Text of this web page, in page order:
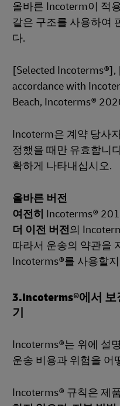
올바른 Incoterm이 적
같은 구조를 사용하여
다.
[Selected
accordance with
Beach, Incoterms®
Incoterm은 계약 당사
정했을 때만 유효합니
확하게 나타내십시오.
올바른 버전
여전히 Incoterms®
더 이전 버전의
따라서 운송의 약관을
Incoterms®를 사용할
3.Incoterms®에서
기
Incoterms®는 위에 설
운송 비용과 위험을 어
Incoterms® 규칙은 제